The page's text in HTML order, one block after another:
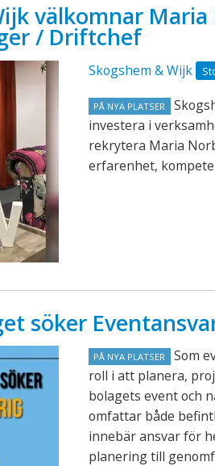
välkomnar
/ Driftchef
Skogshem & Wijk
PÅ NYA PLATSER
investera i
rekrytera Maria
erfarenhet,
söker
PÅ NYA PLATSER
Som
roll i att planera,
bolagets event och
omfattar både
innebär ansvar för
planering till